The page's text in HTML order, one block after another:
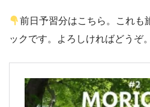
前日予習分はこちら。これも
ックです。よろしければどうぞ。